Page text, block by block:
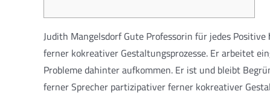
Judith Mangelsdorf Gute Professorin für jedes Positive
ferner kokreativer Gestaltungsprozesse. Er arbeitet
Probleme dahinter aufkommen.Er ist und bleibt
ferner Sprecher partizipativer ferner kokreativer